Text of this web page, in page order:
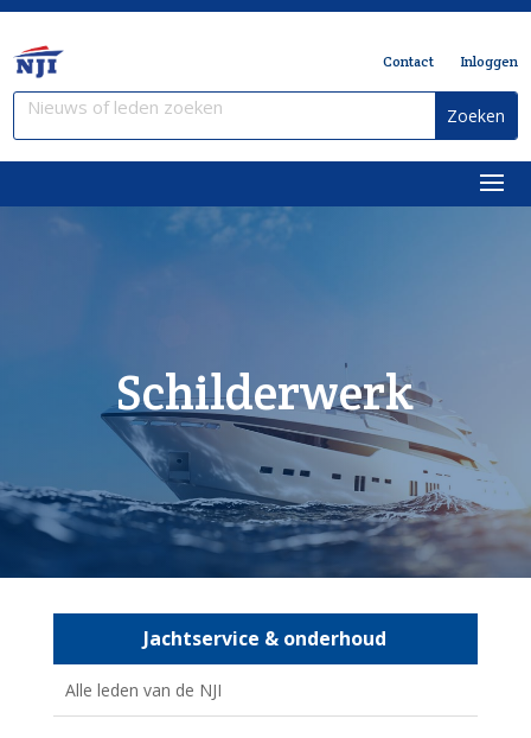
Contact Inloggen
Schilderwerk
Jachtservice & onderhoud
Alle leden van de NJI